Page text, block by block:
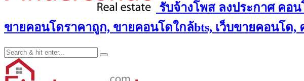
รับจ้างโพส ลงประกาศ คอ
ขายคอนโดราคาถูก, ขายคอนโดใกล้bts, เว็บขายคอนโด,